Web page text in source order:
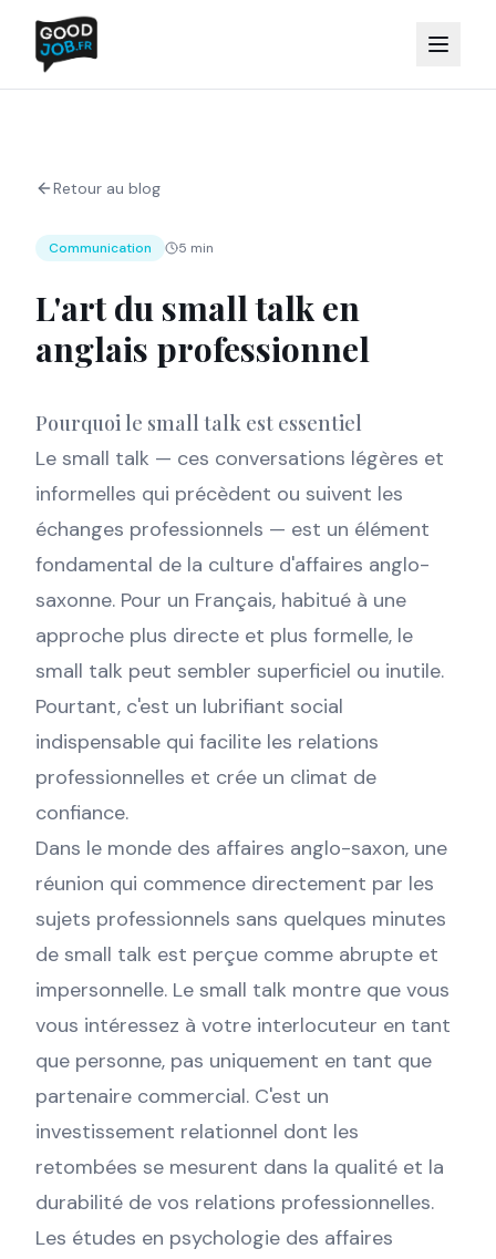
Retour au blog
Communication 5 min
L'art du small talk en
anglais professionnel
Pourquoi le small talk est essentiel
Le small talk — ces conversations légères et
informelles qui précèdent ou suivent les
échanges professionnels — est un élément
fondamental de la culture d'affaires anglo-
saxonne. Pour un Français, habitué à une
approche plus directe et plus formelle, le
small talk peut sembler superficiel ou inutile.
Pourtant, c'est un lubrifiant social
indispensable qui facilite les relations
professionnelles et crée un climat de
confiance.
Dans le monde des affaires anglo-saxon, une
réunion qui commence directement par les
sujets professionnels sans quelques minutes
de small talk est perçue comme abrupte et
impersonnelle. Le small talk montre que vous
vous intéressez à votre interlocuteur en tant
que personne, pas uniquement en tant que
partenaire commercial. C'est un
investissement relationnel dont les
retombées se mesurent dans la qualité et la
durabilité de vos relations professionnelles.
Les études en psychologie des affaires